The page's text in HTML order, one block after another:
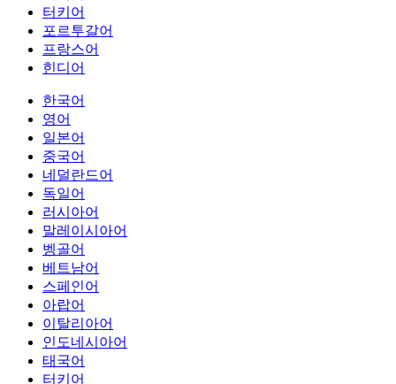
터키어
포르투갈어
프랑스어
힌디어
한국어
영어
일본어
중국어
네덜란드어
독일어
러시아어
말레이시아어
벵골어
베트남어
스페인어
아랍어
이탈리아어
인도네시아어
태국어
터키어